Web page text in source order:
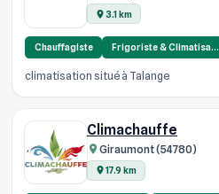
3.1 km
Chauffagiste Frigoriste & Climatisa…
climatisation situé à Talange
Climachauffe
Giraumont (54780)
17.9 km